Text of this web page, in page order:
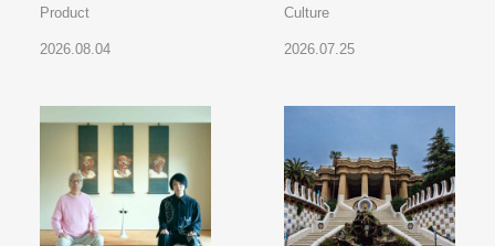
Product
2026.08.04
Culture
2026.07.25